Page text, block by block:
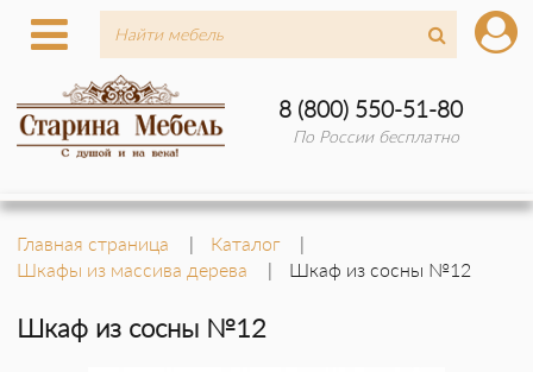
8 (800) 550-51-80
По России бесплатно
Главная страница
Каталог
Шкафы из массива дерева
Шкаф из сосны №12
Шкаф из сосны №12